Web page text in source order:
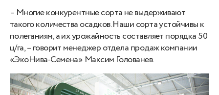
– Многие конкурентные сорта не выдерживают
такого количества осадков. Наши сорта устойчивы к
полеганиям, а их урожайность составляет порядка 50
ц/га, – говорит менеджер отдела продаж компании
«ЭкоНива-Семена» Максим Голованев.